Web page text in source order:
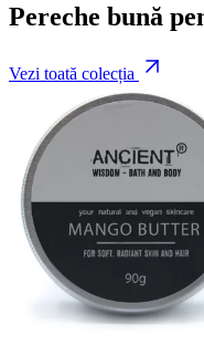
Pereche bună
Vezi toată colecția